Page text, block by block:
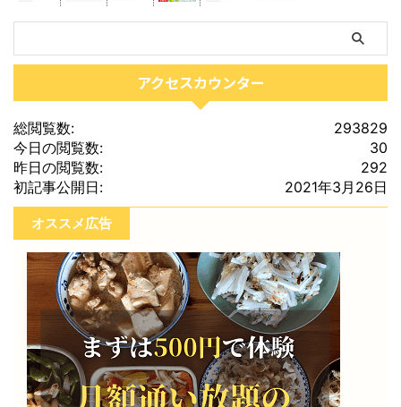
アクセスカウンター
293829
総閲覧数:
30
今日の閲覧数:
292
昨日の閲覧数:
2021年3月26日
初記事公開日:
オススメ広告